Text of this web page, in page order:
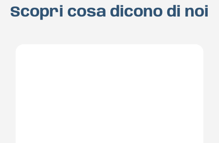
Scopri cosa dicono di noi